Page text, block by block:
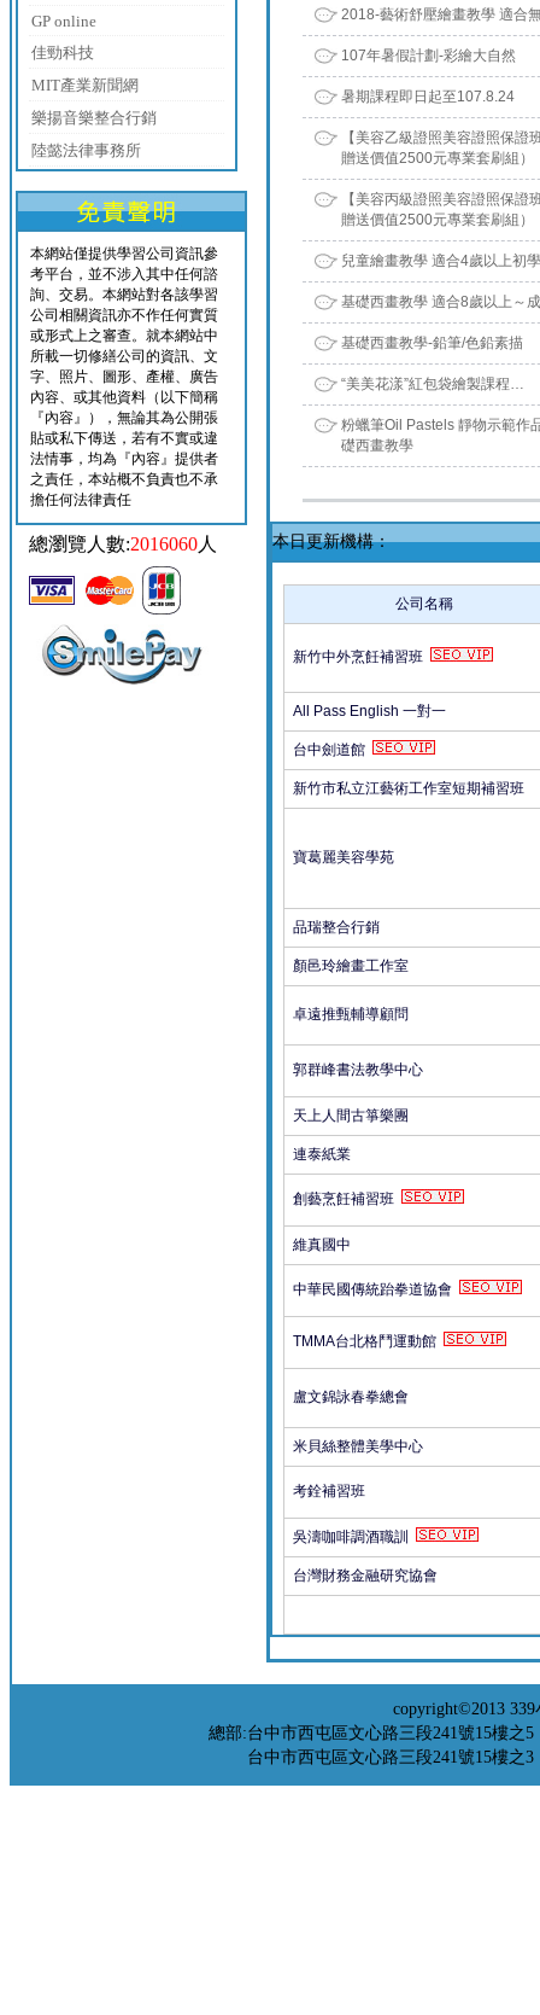
GP online
佳勁科技
MIT產業新聞網
樂揚音樂整合行銷
陸懿法律事務所
本網站僅提供學習公司資訊參
考平台，並不涉入其中任何諮
詢、交易。本網站對各該學習
公司相關資訊亦不作任何實質
或形式上之審查。就本網站中
所載一切修繕公司的資訊、文
字、照片、圖形、產權、廣告
內容、或其他資料（以下簡稱
『內容』），無論其為公開張
貼或私下傳送，若有不實或違
法情事，均為『內容』提供者
之責任，本站概不負責也不承
擔任何法律責任
總瀏覽人數:2016060人
2018-藝術舒壓繪畫教學 適合
107年暑假計劃-彩繪大自然
暑期課程即日起至107.8.24
【美容乙級證照美容證照保證
贈送價值2500元專業套刷組）
【美容丙級證照美容證照保證
贈送價值2500元專業套刷組）
兒童繪畫教學 適合4歲以上初
基礎西畫教學 適合8歲以上～
基礎西畫教學-鉛筆/色鉛素描
“美美花漾”紅包袋繪製課程…
粉蠟筆Oil Pastels 靜物示範作
礎西畫教學
本日更新機構：
公司名稱
新竹中外烹飪補習班
All Pass English 一對一
台中劍道館
新竹市私立江藝術工作室短期補習班
寶葛麗美容學苑
品瑞整合行銷
顏邑玲繪畫工作室
卓遠推甄輔導顧問
郭群峰書法教學中心
天上人間古箏樂團
連泰紙業
創藝烹飪補習班
維真國中
中華民國傳統跆拳道協會
TMMA台北格鬥運動館
盧文錦詠春拳總會
米貝絲整體美學中心
考銓補習班
吳濤咖啡調酒職訓
台灣財務金融研究協會
copyright©2013
總部:台中市西屯區文心路三段241號15樓
台中市西屯區文心路三段241號15樓